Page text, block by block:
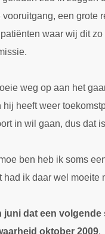
een grote
waar wij dit
weg op aan het
heeft weer
in wil gaan, dus dat
ben heb ik soms
ik daar wel moeite
juni dat een
oktober 2009.